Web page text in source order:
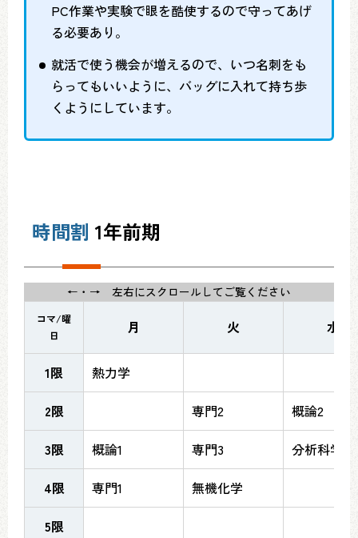
PC作業や実験で眼を酷使するので守ってあげ
る必要あり。
就活で使う機会が増えるので、いつ名刺をも
らってもいいように、バッグに入れて持ち歩
くようにしています。
時間割 1年前期
←・→ 左右にスクロールしてご覧ください
コマ/曜
日
月 火 水
1限
熱力学
2限
専門2
概論2
3限
概論1 専門3
分析科学
4限
専門1
無機化学
5限